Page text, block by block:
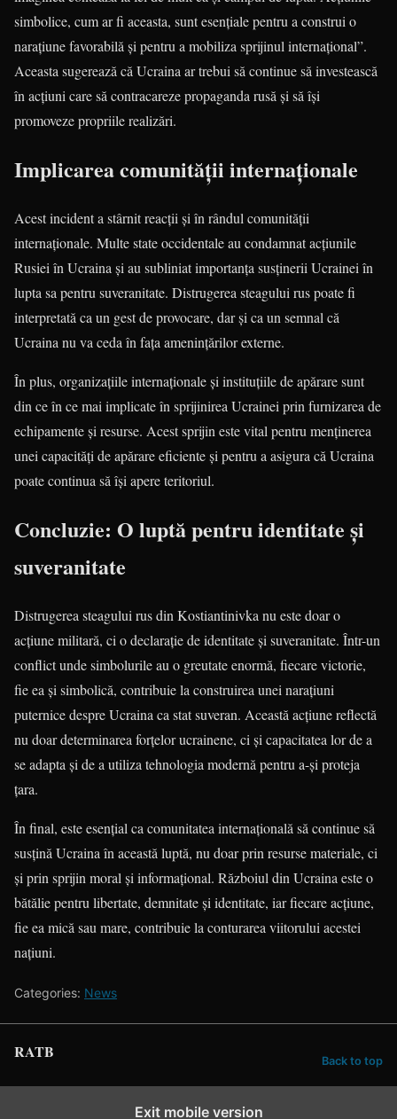
simbolice, cum ar fi aceasta, sunt esențiale pentru a construi o
narațiune favorabilă și pentru a mobiliza sprijinul internațional”.
Aceasta sugerează că Ucraina ar trebui să continue să investească
în acțiuni care să contracareze propaganda rusă și să își
promoveze propriile realizări.
Implicarea comunității internaționale
Acest incident a stârnit reacții și în rândul comunității
internaționale. Multe state occidentale au condamnat acțiunile
Rusiei în Ucraina și au subliniat importanța susținerii Ucrainei în
lupta sa pentru suveranitate. Distrugerea steagului rus poate fi
interpretată ca un gest de provocare, dar și ca un semnal că
Ucraina nu va ceda în fața amenințărilor externe.
În plus, organizațiile internaționale și instituțiile de apărare sunt
din ce în ce mai implicate în sprijinirea Ucrainei prin furnizarea de
echipamente și resurse. Acest sprijin este vital pentru menținerea
unei capacități de apărare eficiente și pentru a asigura că Ucraina
poate continua să își apere teritoriul.
Concluzie: O luptă pentru identitate și
suveranitate
Distrugerea steagului rus din Kostiantinivka nu este doar o
acțiune militară, ci o declarație de identitate și suveranitate. Într-un
conflict unde simbolurile au o greutate enormă, fiecare victorie,
fie ea și simbolică, contribuie la construirea unei narațiuni
puternice despre Ucraina ca stat suveran. Această acțiune reflectă
nu doar determinarea forțelor ucrainene, ci și capacitatea lor de a
se adapta și de a utiliza tehnologia modernă pentru a-și proteja
țara.
În final, este esențial ca comunitatea internațională să continue să
susțină Ucraina în această luptă, nu doar prin resurse materiale, ci
și prin sprijin moral și informațional. Războiul din Ucraina este o
bătălie pentru libertate, demnitate și identitate, iar fiecare acțiune,
fie ea mică sau mare, contribuie la conturarea viitorului acestei
națiuni.
Categories: News
RATB Back to top
Exit mobile version